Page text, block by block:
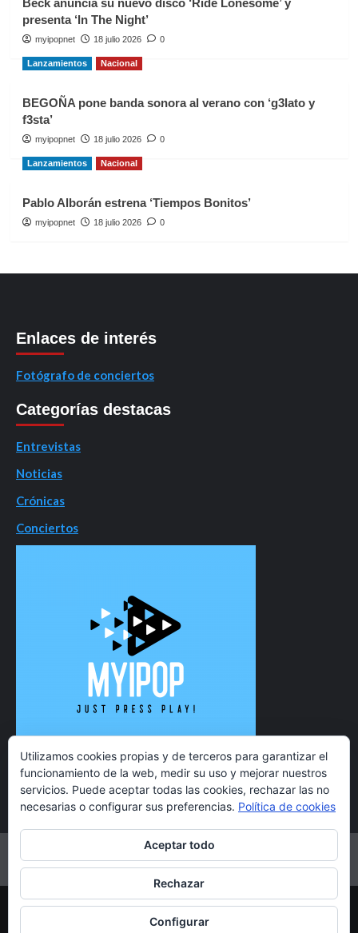
Beck anuncia su nuevo disco ‘Ride Lonesome’ y
presenta ‘In The Night’
myipopnet 18 julio 2026 0
Lanzamientos Nacional
BEGOÑA pone banda sonora al verano con ‘g3lato y
f3sta’
myipopnet 18 julio 2026 0
Lanzamientos Nacional
Pablo Alborán estrena ‘Tiempos Bonitos’
myipopnet 18 julio 2026 0
Enlaces de interés
Fotógrafo de conciertos
Categorías destacas
Entrevistas
Noticias
Crónicas
Conciertos
TwitterInstagramFacebookYouTube
Copyright 2021 MyiPop © Todos los derechos reservados.
Utilizamos cookies propias y de terceros para garantizar el
funcionamiento de la web, medir su uso y mejorar nuestros
servicios. Puede aceptar todas las cookies, rechazar las no
necesarias o configurar sus preferencias. Política de cookies
Aceptar todo
Rechazar
Configurar